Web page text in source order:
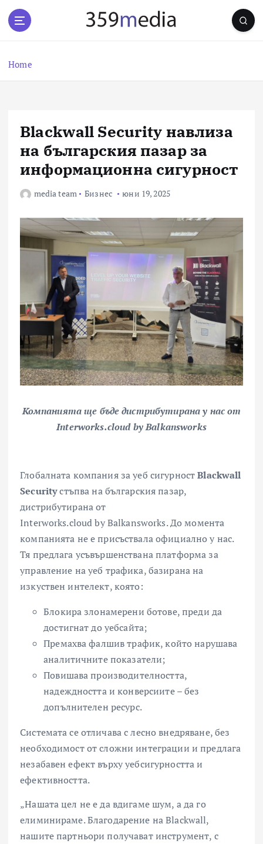
Home
Blackwall Security навлиза
на българския пазар за
информационна сигурност
media team Бизнес юни 19, 2025
Компанията ще бъде дистрибутирана у нас от
Interworks.cloud byBalkansworks
Глобалната компания за уеб сигурностBlackwall
Securityстъпва на българския пазар,
дистрибутирана от
Interworks.cloud by Balkansworks. До момента
компанията не е присъствала официално у нас.
Тя предлага усъвършенствана платформа за
управление на уеб трафика, базирана на
изкуствен интелект, която:
Блокира злонамерени ботове, преди да
достигнат до уебсайта;
Премахва фалшив трафик, който нарушава
аналитичните показатели;
Повишава производителността,
надеждността и конверсиите – без
допълнителен ресурс.
Системата се отличава с лесно внедряване, без
необходимост от сложни интеграции и предлага
незабавен ефект върху уебсигурността и
ефективността.
„Нашата цел не е да вдигаме шум, а да го
елиминираме. Благодарение на Blackwall,
нашите партньори получават инструмент, с